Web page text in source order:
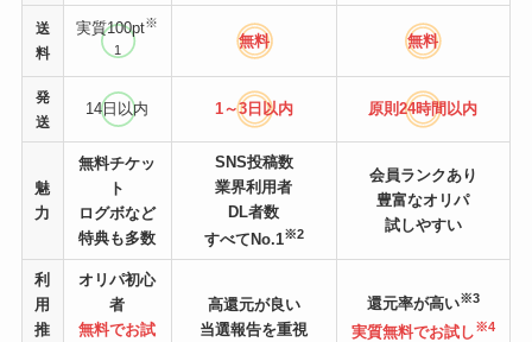
送
料
実質100pt※
1
無料 無料
発
送
14日以内 1～3日以内 原則24時間以内
魅
力
無料チケッ
ト
ログボなど
特典も多数
SNS投稿数
業界利用者
DL者数
すべてNo.1※2
会員ランクあり
豊富なオリパ
試しやすい
利
用
推
オリパ初心
者
無料でお試
高還元が良い
当選報告を重視
還元率が高い※3
実質無料でお試し※4